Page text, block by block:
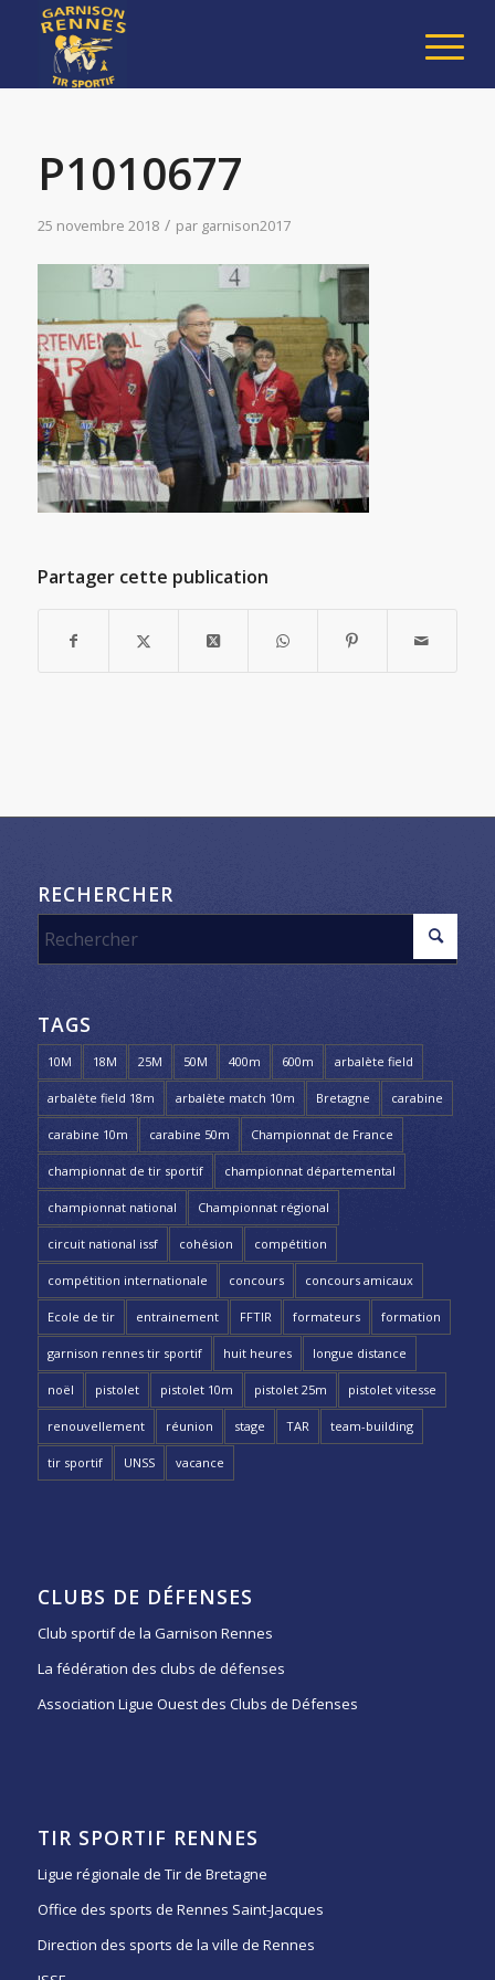
P1010677
25 novembre 2018 / par garnison2017
Partager cette publication
RECHERCHER
TAGS
10M 18M 25M 50M 400m 600m arbalète field
arbalète field 18m arbalète match 10m Bretagne carabine
carabine 10m carabine 50m Championnat de France
championnat de tir sportif championnat départemental
championnat national Championnat régional
circuit national issf cohésion compétition
compétition internationale concours concours amicaux
Ecole de tir entrainement FFTIR formateurs formation
garnison rennes tir sportif huit heures longue distance
noël pistolet pistolet 10m pistolet 25m pistolet vitesse
renouvellement réunion stage TAR team-building
tir sportif UNSS vacance
CLUBS DE DÉFENSES
Club sportif de la Garnison Rennes
La fédération des clubs de défenses
Association Ligue Ouest des Clubs de Défenses
TIR SPORTIF RENNES
Ligue régionale de Tir de Bretagne
Office des sports de Rennes Saint-Jacques
Direction des sports de la ville de Rennes